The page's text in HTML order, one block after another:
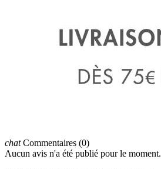
chatCommentaires (0)
Aucun avis n'a été publié pour le moment.